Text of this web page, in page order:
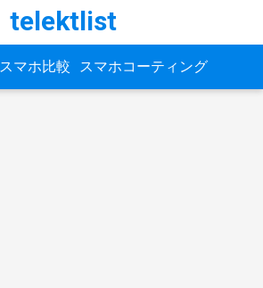
telektlist
スマホ比較 スマホコーティング